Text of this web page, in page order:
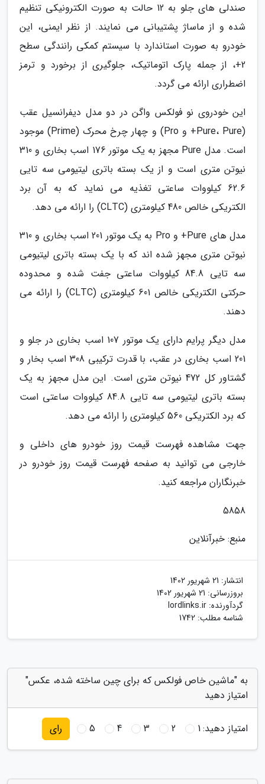
صندلی های جلو به 12 حالت به صورت الکترونیکی تنظیم
شده و از ماساژ پشتیبانی می نمایند. از نظر ایمنی، این
خودرو به صورت استاندارد با سیستم کمکی رانندگی سطح
2+، از جمله پارک اتوماتیک، جلوگیری از برخورد و ترمز
اضطراری ارائه می گردد.
این خودروی نو فولکس واگن در دو مدل دیفرانسیل عقب
(Pure، Pure+ و Pro) و چهار چرخ محرک (Prime) موجود
است. مدل Pure مجهز به یک موتور 176 اسب بخاری و 310
نیوتن متری است و از یک بسته باتری لیتیومی سه تایی
62.6 کیلووات ساعتی تغذیه می نماید که به آن برد
الکتریکی خالص 480 کیلومتری (CLTC) را ارائه می دهد.
مدل های Pure+ و Pro به یک موتور 201 اسب بخاری و 310
نیوتن متری مجهز شده اند که با یک بسته باتری لیتیومی
سه تایی 84.8 کیلووات ساعتی جفت شده و محدوده
حرکتی الکتریکی خالص 601 کیلومتری (CLTC) را ارائه می
دهند.
مدل دیگر پرایم دارای یک موتور 107 اسب بخاری در جلو و
201 اسب بخاری در عقب، با قدرت ترکیبی 308 اسب بخار و
گشتاور کل 472 نیوتن متری است. این مدل مجهز به یک
بسته باتری لیتیومی سه تایی 84.8 کیلووات ساعتی است
که برد الکتریکی 560 کیلومتری را ارائه می دهد.
جهت مشاهده فهرست قیمت روز خودرو های داخلی و
خارجی می توانید به صفحه فهرست قیمت روز خودرو در
خبرنگاران مراجعه کنید.
5858
منبع: خبرآنلاین
انتشار: 21 شهریور 1402
بروزرسانی: 21 شهریور 1402
گردآورنده: lordlinks.ir
شناسه مطلب: 1742
به "ماشین خاص فولکس که برای چین ساخته شده، عکس"
امتیاز دهید
امتیاز دهید:1
2
3
4
5 رای